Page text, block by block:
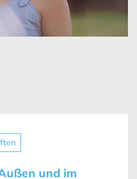
und im